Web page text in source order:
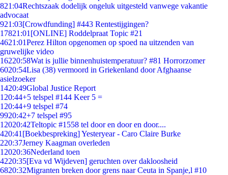
821:04Rechtszaak dodelijk ongeluk uitgesteld vanwege vakantie
advocaat
921:03[Crowdfunding] #443 Rentestijgingen?
17821:01 [ONLINE] Roddelpraat Topic #21
4621:01Perez Hilton opgenomen op spoed na uitzenden van
gruwelijke video
16220:58Wat is jullie binnenhuistemperatuur? #81 Horrorzomer
6020:54Lisa (38) vermoord in Griekenland door Afghaanse
asielzoeker
1420:49Global Justice Report
1 20:44+5 telspel #144 Keer 5 =
1 20:44+9 telspel #74
9920:42+7 telspel #95
12020:42Teltopic #1558 tel door en door en door....
420:41 [Boekbespreking] Yesteryear - Caro Claire Burke
220:37Jerney Kaagman overleden
12020:36Nederland toen
4220:35[Eva vd Wijdeven] geruchten over dakloosheid
6820:32Migranten breken door grens naar Ceuta in Spanje,l #10